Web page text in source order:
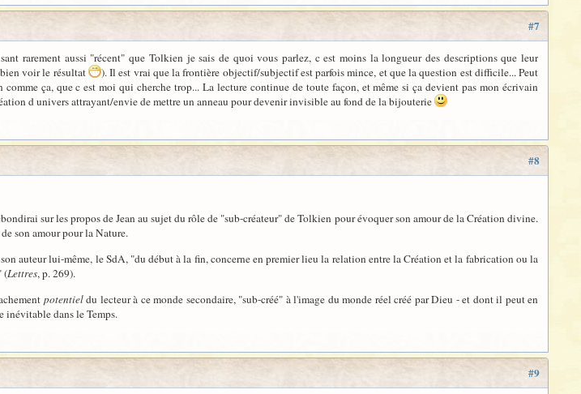
#7
rarement aussi "récent" que Tolkien je sais de quoi vous parlez, c est moins la longueur des descriptions que leur
voir le résultat
). Il est vrai que la frontière objectif/subjectif est parfois mince, et que la question est difficile... Peut
ça, que c est moi qui cherche trop... La lecture continue de toute façon, et même si ça devient pas mon écrivain
d univers attrayant/envie de mettre un anneau pour devenir invisible au fond de la bijouterie
#8
sur les propos de Jean au sujet du rôle de "sub-créateur" de Tolkien pour évoquer son amour de la Création divine.
son amour pour la Nature.
auteur lui-même, le SdA, "du début à la fin, concerne en premier lieu la relation entre la Création et la fabrication ou la
(Lettres, p. 269).
potentieldu lecteur à ce monde secondaire, "sub-créé" à l'image du monde réel créé par Dieu - et dont il peut en
inévitable dans le Temps.
#9